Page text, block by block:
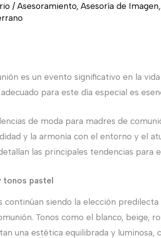
/ Asesoramiento, Asesoría de Imagen,
es un evento significativo en la
para este día especial es
de moda para madres de
y la armonía con el entorno y el
las principales tendencias para
tonos pastel
continúan siendo la elección predilecta
Tonos como el blanco, beige,
una estética equilibrada y luminosa,